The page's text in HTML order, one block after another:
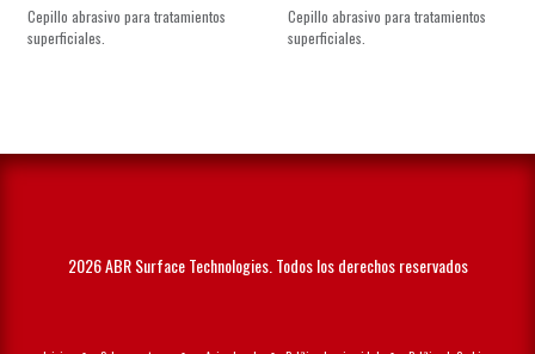
Cepillo abrasivo para tratamientos
superficiales.
Cepillo abrasivo para tratamientos
superficiales.
2026 ABR Surface Technologies. Todos los derechos reservados